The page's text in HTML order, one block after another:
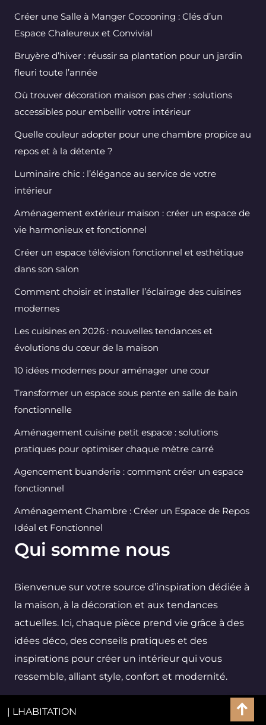
Créer une Salle à Manger Cocooning : Clés d’un
Espace Chaleureux et Convivial
Bruyère d’hiver : réussir sa plantation pour un jardin
fleuri toute l’année
Où trouver décoration maison pas cher : solutions
accessibles pour embellir votre intérieur
Quelle couleur adopter pour une chambre propice au
repos et à la détente ?
Luminaire chic : l’élégance au service de votre
intérieur
Aménagement extérieur maison : créer un espace de
vie harmonieux et fonctionnel
Créer un espace télévision fonctionnel et esthétique
dans son salon
Comment choisir et installer l’éclairage des cuisines
modernes
Les cuisines en 2026 : nouvelles tendances et
évolutions du cœur de la maison
10 idées modernes pour aménager une cour
Transformer un espace sous pente en salle de bain
fonctionnelle
Aménagement cuisine petit espace : solutions
pratiques pour optimiser chaque mètre carré
Agencement buanderie : comment créer un espace
fonctionnel
Aménagement Chambre : Créer un Espace de Repos
Idéal et Fonctionnel
Qui somme nous
Bienvenue sur votre source d’inspiration dédiée à
la maison, à la décoration et aux tendances
actuelles. Ici, chaque pièce prend vie grâce à des
idées déco, des conseils pratiques et des
inspirations pour créer un intérieur qui vous
ressemble, alliant style, confort et modernité.
| LHABITATION